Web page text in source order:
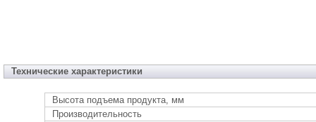
Технические характеристики
Высота подъема продукта, мм
Производительность